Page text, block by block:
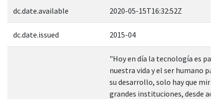
dc.date.available 2020-05-15T16:32:52Z
dc.date.issued 2015-04
"Hoy en día la tecnología es
nuestra vida y el ser humano
su desarrollo, solo hay que mirar
grandes instituciones, desde